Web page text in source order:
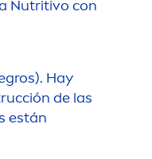
Nutritivo con
Hay
de las
están